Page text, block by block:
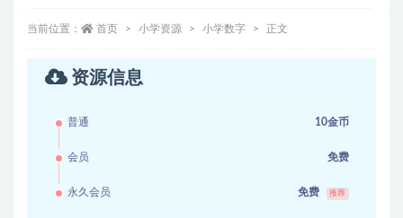
当前位置： 首页 小学资源 小学数字 正文
资源信息
普通 10金币
会员 免费
永久会员 免费 推荐